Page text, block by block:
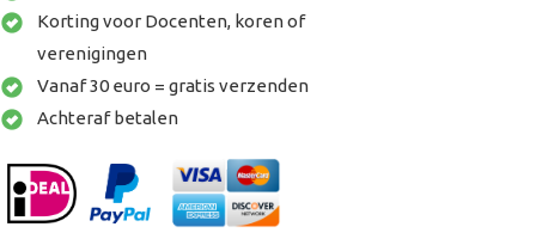
Korting voor Docenten, koren of
verenigingen
Vanaf 30 euro = gratis verzenden
Achteraf betalen